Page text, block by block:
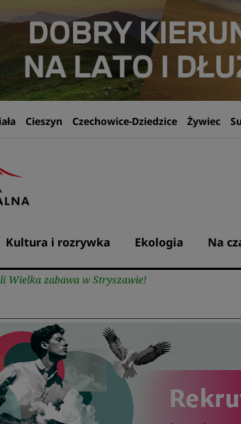
Cieszyn Czechowice-Dziedzice Żywiec
Kultura i rozrywka Ekologia Na
Wielka zabawa w Stryszawie!